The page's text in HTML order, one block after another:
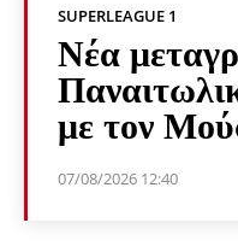
SUPERLEAGUE 1
Νέα
με τον
07/08/2026 12:40